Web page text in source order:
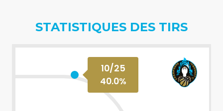
STATISTIQUES DES TIRS
10/25
40.0%